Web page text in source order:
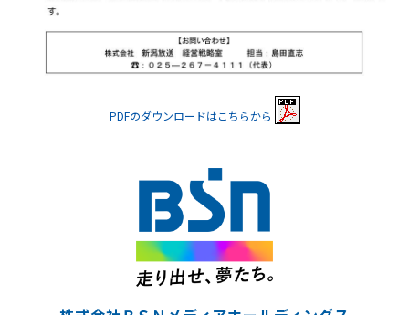
PDFのダウンロードはこちらから